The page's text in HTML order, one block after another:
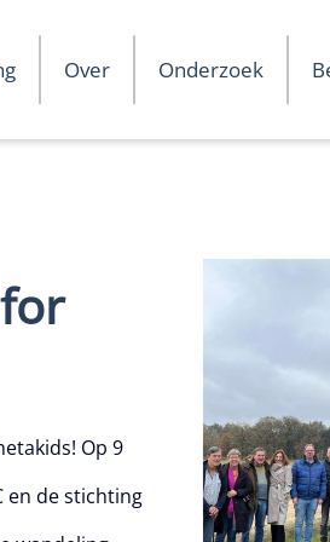
Over Onderzoek
Op 9
en de stichting